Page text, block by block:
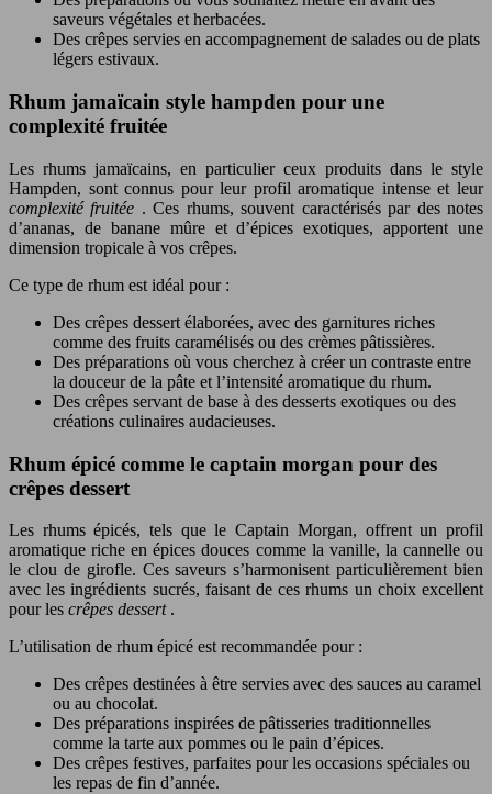
saveurs végétales et herbacées.
Des crêpes servies en accompagnement de salades ou de plats
légers estivaux.
Rhum jamaïcain style hampden pour une
complexité fruitée
Les rhums jamaïcains, en particulier ceux produits dans le style
Hampden, sont connus pour leur profil aromatique intense et leur
complexité fruitée . Ces rhums, souvent caractérisés par des notes
d’ananas, de banane mûre et d’épices exotiques, apportent une
dimension tropicale à vos crêpes.
Ce type de rhum est idéal pour :
Des crêpes dessert élaborées, avec des garnitures riches
comme des fruits caramélisés ou des crèmes pâtissières.
Des préparations où vous cherchez à créer un contraste entre
la douceur de la pâte et l’intensité aromatique du rhum.
Des crêpes servant de base à des desserts exotiques ou des
créations culinaires audacieuses.
Rhum épicé comme le captain morgan pour des
crêpes dessert
Les rhums épicés, tels que le Captain Morgan, offrent un profil
aromatique riche en épices douces comme la vanille, la cannelle ou
le clou de girofle. Ces saveurs s’harmonisent particulièrement bien
avec les ingrédients sucrés, faisant de ces rhums un choix excellent
pour les crêpes dessert .
L’utilisation de rhum épicé est recommandée pour :
Des crêpes destinées à être servies avec des sauces au caramel
ou au chocolat.
Des préparations inspirées de pâtisseries traditionnelles
comme la tarte aux pommes ou le pain d’épices.
Des crêpes festives, parfaites pour les occasions spéciales ou
les repas de fin d’année.